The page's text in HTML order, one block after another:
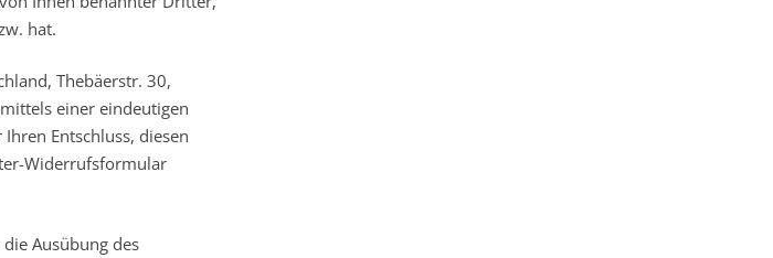
hat.
Thebäerstr. 30,
einer eindeutigen
Entschluss, diesen
Widerrufsformular
Ausübung des